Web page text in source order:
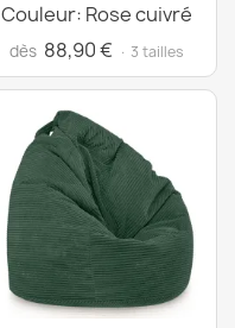
Couleur: Rose cuivré
dès 88,90 € · 3 tailles